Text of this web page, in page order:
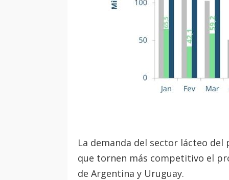
La demanda del sector lácteo
que tornen más competitivo el
de Argentina y Uruguay.